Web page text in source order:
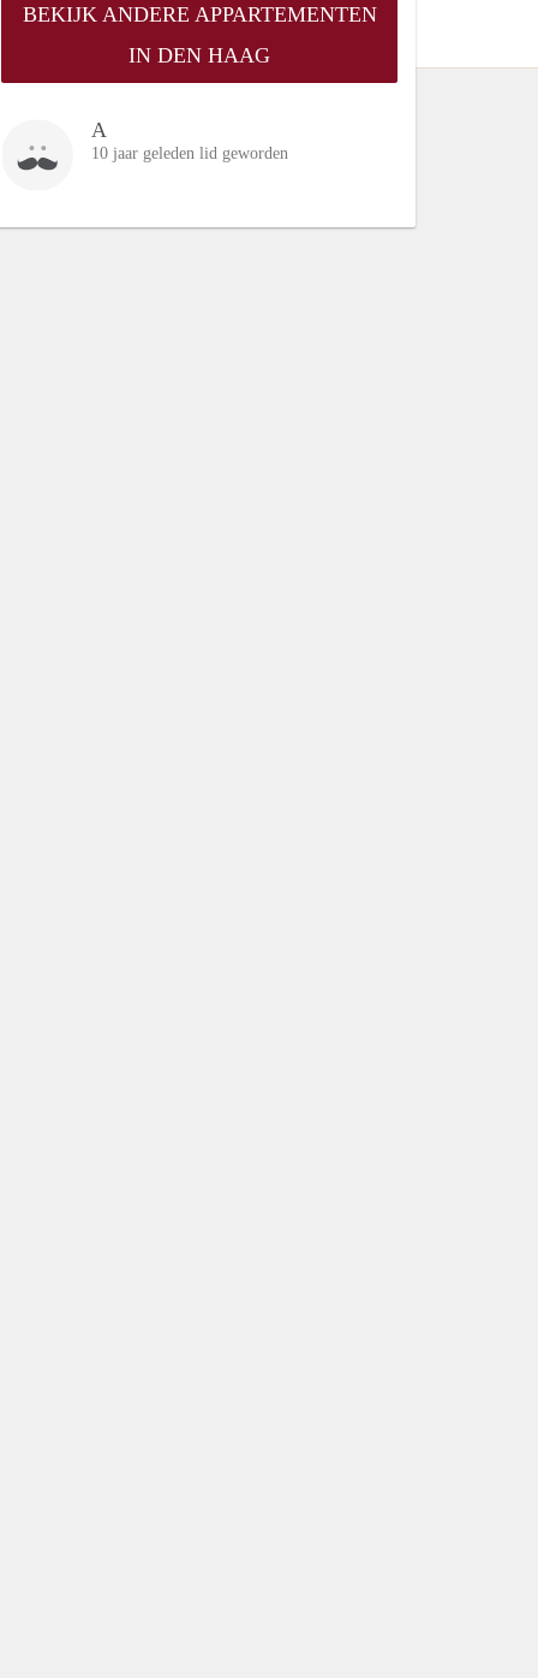
BEKIJK ANDERE APPARTEMENTEN
IN DEN HAAG
A
10 jaar geleden lid geworden